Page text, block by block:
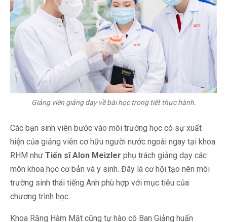
Giảng viên giảng dạy về bài học trong tiết thực hành.
Các bạn sinh viên bước vào môi trường học có sự xuất
hiện của giảng viên cơ hữu người nước ngoài ngay tại khoa
RHM như Tiến sĩ Alon Meizler phụ trách giảng dạy các
môn khoa học cơ bản và y sinh. Đây là cơ hội tạo nên môi
trường sinh thái tiếng Anh phù hợp với mục tiêu của
chương trình học.
Khoa Răng Hàm Mặt cũng tự hào có Ban Giảng huấn